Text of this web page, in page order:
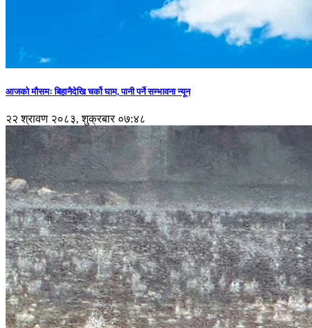
आजको मौसमः बिहानैदेखि चर्को घाम, पानी पर्ने सम्भावना न्यून
२२ श्रावण २०८३, शुक्रबार ०७:४८